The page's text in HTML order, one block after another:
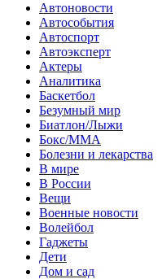
Автоновости
Автособытия
Автоспорт
Автоэксперт
Актеры
Аналитика
Баскетбол
Безумный мир
Биатлон/Лыжи
Бокс/MMA
Болезни и лекарства
В мире
В России
Вещи
Военные новости
Волейбол
Гаджеты
Дети
Дом и сад